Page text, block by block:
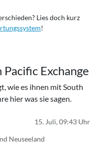
Lies doch kurz
!
Pacific Exchange
wie es ihnen mitSouth
hier was sie sagen.
15. Juli, 09:43 Uhr
Neuseeland